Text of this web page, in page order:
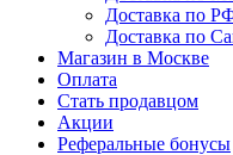
Доставка по
Доставка по
Магазин в Москве
Оплата
Стать продавцом
Акции
Реферальные бонусы